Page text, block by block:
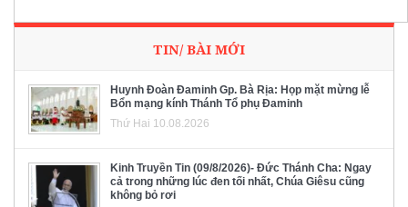
TIN/ BÀI MỚI
Huynh Đoàn Đaminh Gp. Bà Rịa: Họp mặt mừng lễ
Bổn mạng kính Thánh Tổ phụ Đaminh
Thứ Hai 10.08.2026
Kinh Truyền Tin (09/8/2026)- Đức Thánh Cha: Ngay
cả trong những lúc đen tối nhất, Chúa Giêsu cũng
không bỏ rơi